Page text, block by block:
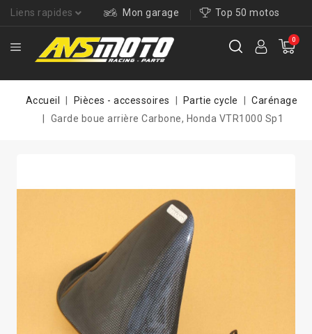
Liens rapides Mon garage Top 50 motos
0
Accueil Pièces - accessoires Partie cycle
Carénage
Garde boue arrière Carbone, Honda VTR1000 Sp1